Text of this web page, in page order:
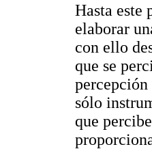
Hasta este
elaborar
con ello
que se
percepción
sólo
que